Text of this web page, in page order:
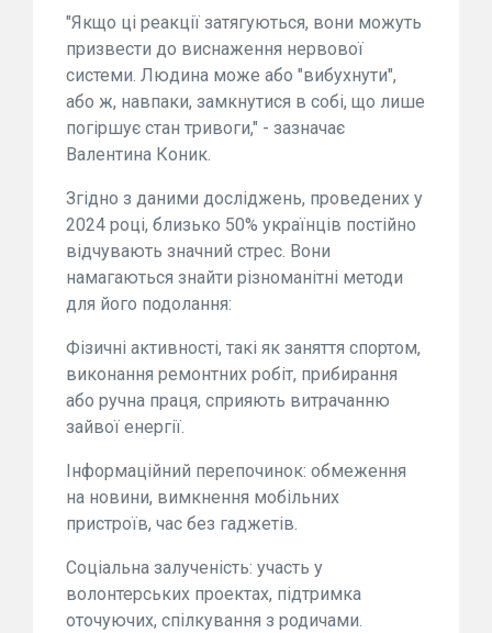
"Якщо ці реакції затягуються, вони можуть
призвести до виснаження нервової
системи. Людина може або "вибухнути",
або ж, навпаки, замкнутися в собі, що лише
погіршує стан тривоги," - зазначає
Валентина Коник.
Згідно з даними досліджень, проведених у
2024 році, близько 50% українців постійно
відчувають значний стрес. Вони
намагаються знайти різноманітні методи
для його подолання:
Фізичні активності, такі як заняття спортом,
виконання ремонтних робіт, прибирання
або ручна праця, сприяють витрачанню
зайвої енергії.
Інформаційний перепочинок: обмеження
на новини, вимкнення мобільних
пристроїв, час без гаджетів.
Соціальна залученість: участь у
волонтерських проектах, підтримка
оточуючих, спілкування з родичами.